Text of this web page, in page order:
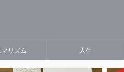
マリズム 人生